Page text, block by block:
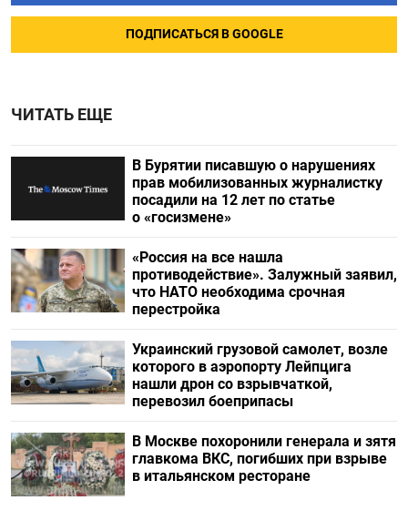
ПОДПИСАТЬСЯ В GOOGLE
ЧИТАТЬ ЕЩЕ
В Бурятии писавшую о нарушениях
прав мобилизованных журналистку
посадили на 12 лет по статье
о «госизмене»
«Россия на все нашла
противодействие». Залужный заявил,
что НАТО необходима срочная
перестройка
Украинский грузовой самолет, возле
которого в аэропорту Лейпцига
нашли дрон со взрывчаткой,
перевозил боеприпасы
В Москве похоронили генерала и зятя
главкома ВКС, погибших при взрыве
в итальянском ресторане